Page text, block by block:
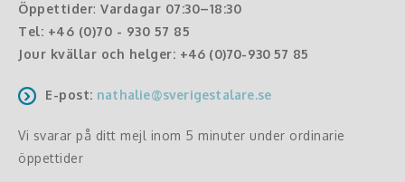
Öppettider: Vardagar 07:30–18:30
Tel: +46 (0)70 - 930 57 85
Jour kvällar och helger: +46 (0)70-930 57 85
E-post: nathalie@sverigestalare.se
Vi svarar på ditt mejl inom 5 minuter under ordinarie
öppettider